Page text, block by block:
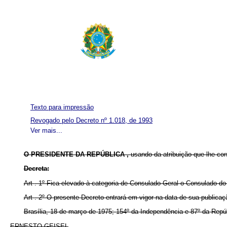
Ver mais...
Texto para impressão
Revogado pelo Decreto nº 1.018, de 1993
O PRESIDENTE DA REPÚBLICA ,usando da atribuição que lhe
Decreta:
Art. 1º Fica elevado à categoria de Consulado-Geral o Consulado
Art. 2º O presente Decreto entrará em vigor na data de sua
Brasília, 18 de março de 1975; 154º da Independência e 87º da